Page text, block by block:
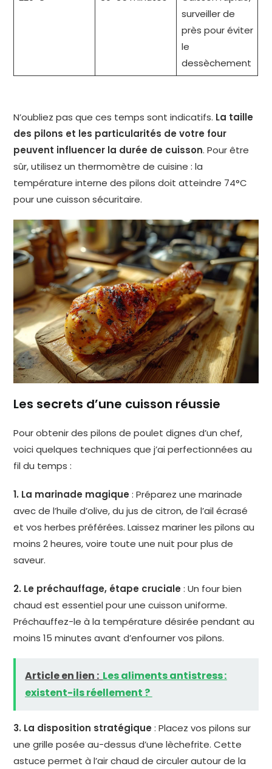
surveiller de
près pour éviter
le
dessèchement
N’oubliez pas que ces temps sont indicatifs. La taille
des pilons et les particularités de votre four
peuvent influencer la durée de cuisson. Pour être
sûr, utilisez un thermomètre de cuisine : la
température interne des pilons doit atteindre 74°C
pour une cuisson sécuritaire.
Les secrets d’une cuisson réussie
Pour obtenir des pilons de poulet dignes d’un chef,
voici quelques techniques que j’ai perfectionnées au
fil du temps :
1. La marinade magique : Préparez une marinade
avec de l’huile d’olive, du jus de citron, de l’ail écrasé
et vos herbes préférées. Laissez mariner les pilons au
moins 2 heures, voire toute une nuit pour plus de
saveur.
2. Le préchauffage, étape cruciale : Un four bien
chaud est essentiel pour une cuisson uniforme.
Préchauffez-le à la température désirée pendant au
moins 15 minutes avant d’enfourner vos pilons.
Article en lien : Les aliments antistress :
existent-ils réellement ?
3. La disposition stratégique : Placez vos pilons sur
une grille posée au-dessus d’une lèchefrite. Cette
astuce permet à l’air chaud de circuler autour de la